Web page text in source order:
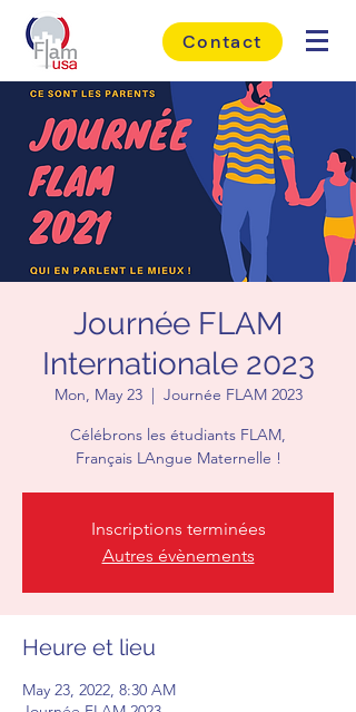
Contact
Journée FLAM
Internationale 2023
Mon, May 23
  |
Journée FLAM 2023
Célébrons les étudiants FLAM,
Français LAngue Maternelle !
Inscriptions terminées
Autres évènements
Heure et lieu
May 23, 2022, 8:30 AM